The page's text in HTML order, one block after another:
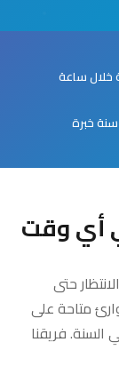
خلال ساعة
أي وقت
حتى
متاحة على
في الأسبوع، 365 يوماً في السنة. فريقنا